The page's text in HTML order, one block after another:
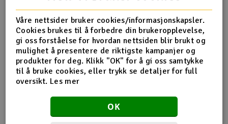
Produktinfo Tips en venn Anmeldelser
Produktinformasjon
Control link x 2(10.4x?5.1x4.2mm)
Våre nettsider bruker cookies/informasjonskapsler.
Cookies brukes til å forbedre din brukeropplevelse,
gi oss forståelse for hvordan nettsiden blir brukt og
mulighet å presentere de riktigste kampanjer og
produkter for deg. Klikk "OK" for å gi oss samtykke
til å bruke cookies, eller trykk se detaljer for full
oversikt. Les mer
OK